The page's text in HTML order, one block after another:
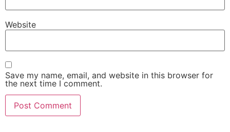
Website
Save my name, email, and website in this browser for
the next time I comment.